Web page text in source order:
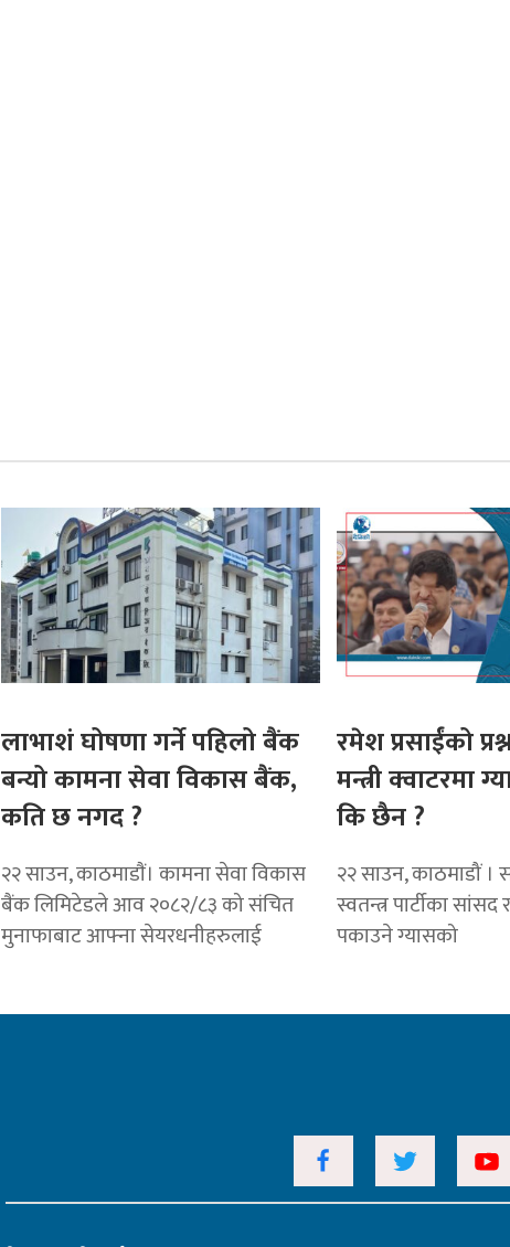
लाभाशं घोषणा गर्ने पहिलो बैंक
बन्यो कामना सेवा विकास बैंक,
कति छ नगद ?
२२ साउन, काठमाडाैं। कामना सेवा विकास
बैंक लिमिटेडले आव २०८२/८३ को संचित
मुनाफाबाट आफ्ना सेयरधनीहरुलाई
रमेश प्रसाईंको
मन्त्री क्वाटरमा
कि छैन ?
२२ साउन, काठमाडौं ।
स्वतन्त्र पार्टीका
पकाउने ग्यासको